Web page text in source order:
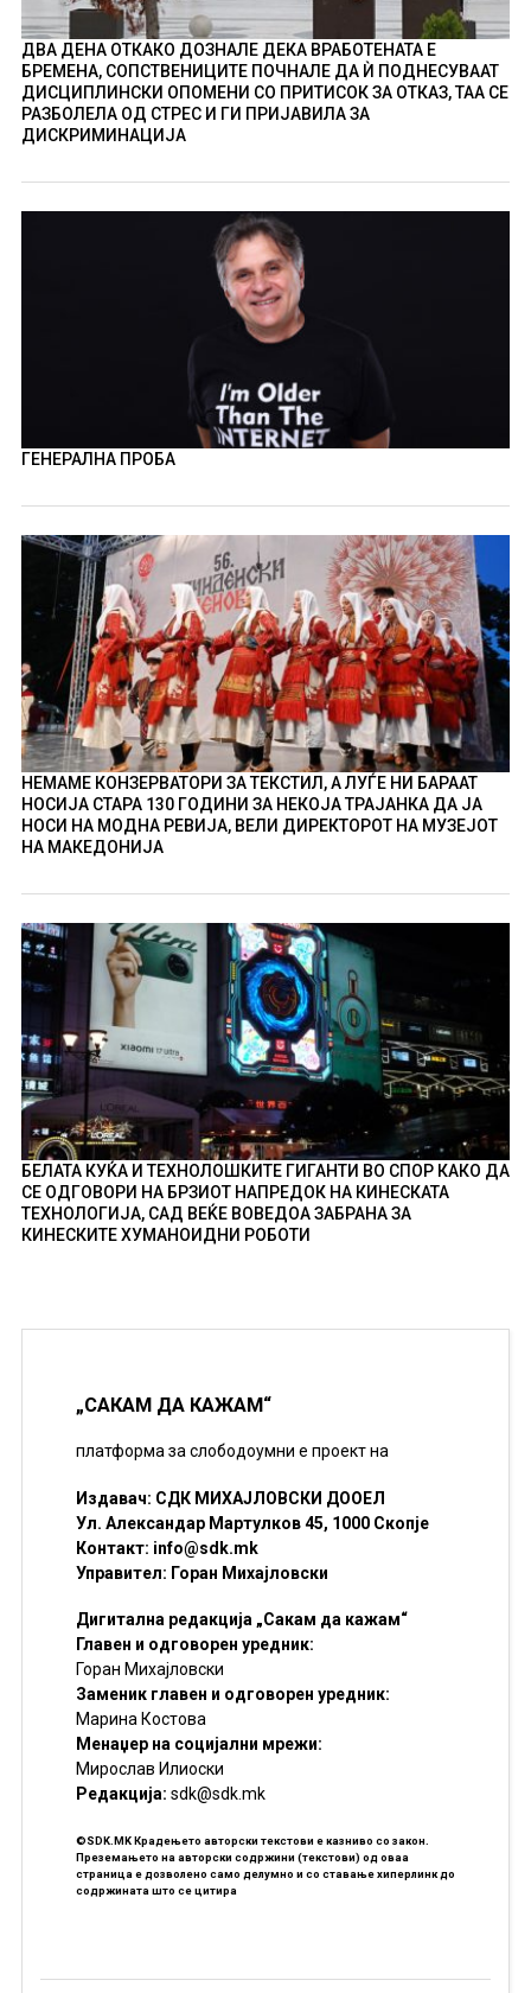
ДВА ДЕНА ОТКАКО ДОЗНАЛЕ ДЕКА ВРАБОТЕНАТА Е
БРЕМЕНА, СОПСТВЕНИЦИТЕ ПОЧНАЛЕ ДА Ѝ ПОДНЕСУВААТ
ДИСЦИПЛИНСКИ ОПОМЕНИ СО ПРИТИСОК ЗА ОТКАЗ, ТАА СЕ
РАЗБОЛЕЛА ОД СТРЕС И ГИ ПРИЈАВИЛА ЗА
ДИСКРИМИНАЦИЈА
ГЕНЕРАЛНА ПРОБА
НЕМАМЕ КОНЗЕРВАТОРИ ЗА ТЕКСТИЛ, А ЛУЃЕ НИ БАРААТ
НОСИЈА СТАРА 130 ГОДИНИ ЗА НЕКОЈА ТРАЈАНКА ДА ЈА
НОСИ НА МОДНА РЕВИЈА, ВЕЛИ ДИРЕКТОРОТ НА МУЗЕЈОТ
НА МАКЕДОНИЈА
БЕЛАТА КУЌА И ТЕХНОЛОШКИТЕ ГИГАНТИ ВО СПОР КАКО ДА
СЕ ОДГОВОРИ НА БРЗИОТ НАПРЕДОК НА КИНЕСКАТА
ТЕХНОЛОГИЈА, САД ВЕЌЕ ВОВЕДОА ЗАБРАНА ЗА
КИНЕСКИТЕ ХУМАНОИДНИ РОБОТИ
„САКАМ ДА КАЖАМ“
платформа за слободоумни е проект на
Издавач: СДК МИХАЈЛОВСКИ ДООЕЛ
Ул. Александар Мартулков 45, 1000 Скопје
Контакт: info@sdk.mk
Управител: Горан Михајловски
Дигитална редакција „Сакам да кажам“
Главен и одговорен уредник:
Горан Михајловски
Заменик главен и одговорен уредник:
Марина Костова
Менаџер на социјални мрежи:
Мирослав Илиоски
Редакцијa: sdk@sdk.mk
©SDK.MK Крадењето авторски текстови е казниво со закон.
Преземањето на авторски содржини (текстови) од оваа
страница е дозволено само делумно и со ставање хиперлинк до
содржината што се цитира